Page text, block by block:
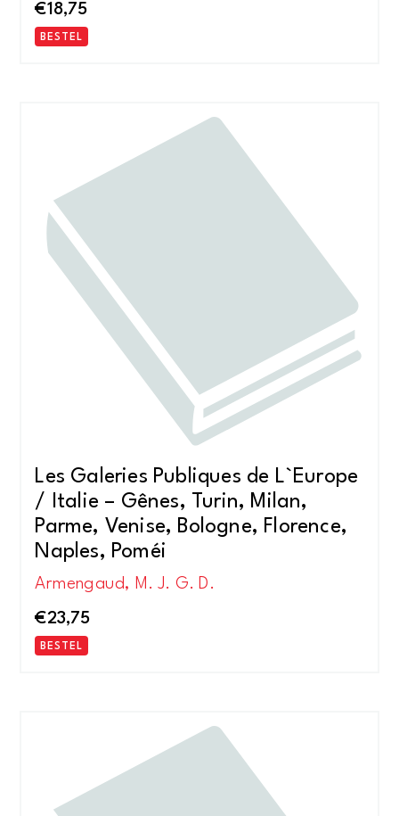
€18,75
BESTEL
Les Galeries Publiques de L`Europe
/ Italie – Gênes, Turin, Milan,
Parme, Venise, Bologne, Florence,
Naples, Poméi
Armengaud, M. J. G. D.
€23,75
BESTEL